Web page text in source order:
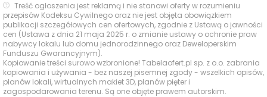
Treść ogłoszenia jest reklamą i nie stanowi oferty w rozumieniu
przepisów Kodeksu Cywilnego oraz nie jest objęta obowiązkiem
publikacji szczegółowych cen ofertowych, zgodnie z Ustawą o jawności
cen (Ustawa z dnia 21 maja 2025 r. o zmianie ustawy o ochronie praw
nabywcy lokalu lub domu jednorodzinnego oraz Deweloperskim
Funduszu Gwarancyjnym).
Kopiowanie treści surowo wzbronione! Tabelaofert.pl sp. z o.o. zabrania
kopiowania i używania - bez naszej pisemnej zgody - wszelkich opisów,
planów lokali, wirtualnych makiet 3D, planów pięter i
zagospodarowania terenu. Są one objęte prawem autorskim.